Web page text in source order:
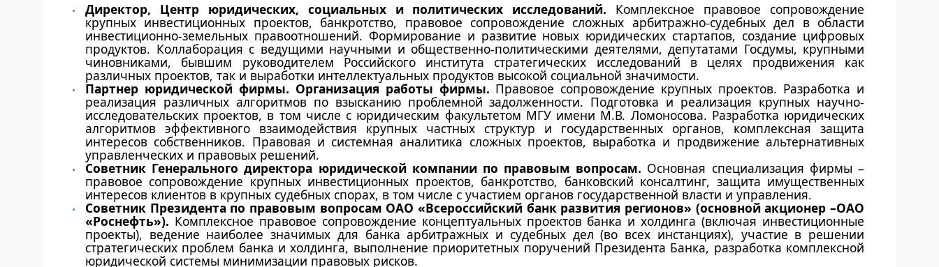
Директор, Центр юридических, социальных и политических исследований. Комплексное правовое сопровождение
крупных инвестиционных проектов, банкротство, правовое сопровождение сложных арбитражно-судебных дел в области
инвестиционно-земельных правоотношений. Формирование и развитие новых юридических стартапов, создание цифровых
продуктов. Коллаборация с ведущими научными и общественно-политическими деятелями, депутатами Госдумы, крупными
чиновниками, бывшим руководителем Российского института стратегических исследований в целях продвижения как
различных проектов, так и выработки интеллектуальных продуктов высокой социальной значимости.
Партнер юридической фирмы. Организация работы фирмы. Правовое сопровождение крупных проектов. Разработка и
реализация различных алгоритмов по взысканию проблемной задолженности. Подготовка и реализация крупных научно-
исследовательских проектов, в том числе с юридическим факультетом МГУ имени М.В. Ломоносова. Разработка юридических
алгоритмов эффективного взаимодействия крупных частных структур и государственных органов, комплексная защита
интересов собственников. Правовая и системная аналитика сложных проектов, выработка и продвижение альтернативных
управленческих и правовых решений.
Советник Генерального директора юридической компании по правовым вопросам. Основная специализация фирмы –
правовое сопровождение крупных инвестиционных проектов, банкротство, банковский консалтинг, защита имущественных
интересов клиентов в крупных судебных спорах, в том числе с участием органов государственной власти и управления.
Советник Президента по правовым вопросам ОАО «Всероссийский банк развития регионов» (основной акционер –ОАО
«Роснефть»). Комплексное правовое сопровождение концептуальных проектов банка и холдинга (включая инвестиционные
проекты), ведение наиболее значимых для банка арбитражных и судебных дел (во всех инстанциях), участие в решении
стратегических проблем банка и холдинга, выполнение приоритетных поручений Президента Банка, разработка комплексной
юридической системы минимизации правовых рисков.